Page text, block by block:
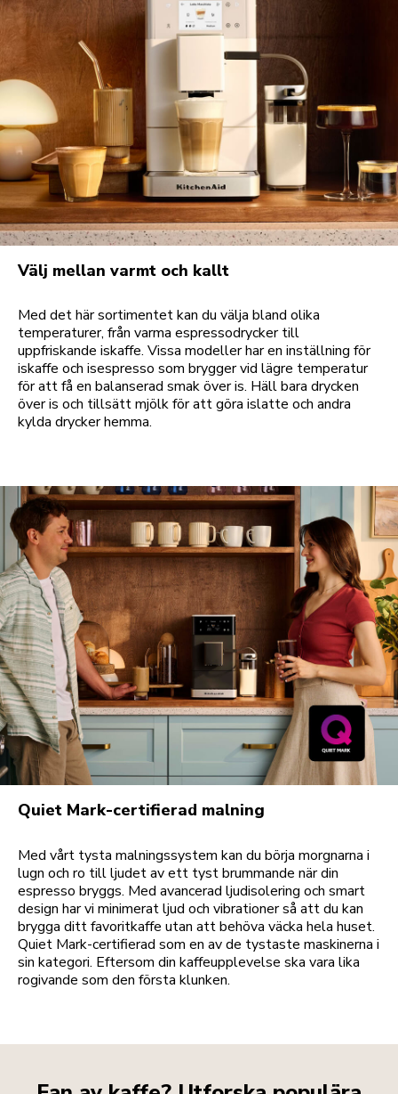
Välj mellan varmt och kallt
Med det här sortimentet kan du välja bland olika
temperaturer, från varma espressodrycker till
uppfriskande iskaffe. Vissa modeller har en inställning för
iskaffe och isespresso som brygger vid lägre temperatur
för att få en balanserad smak över is. Häll bara drycken
över is och tillsätt mjölk för att göra islatte och andra
kylda drycker hemma.
Quiet Mark-certifierad malning
Med vårt tysta malningssystem kan du börja morgnarna i
lugn och ro till ljudet av ett tyst brummande när din
espresso bryggs. Med avancerad ljudisolering och smart
design har vi minimerat ljud och vibrationer så att du kan
brygga ditt favoritkaffe utan att behöva väcka hela huset.
Quiet Mark-certifierad som en av de tystaste maskinerna i
sin kategori. Eftersom din kaffeupplevelse ska vara lika
rogivande som den första klunken.